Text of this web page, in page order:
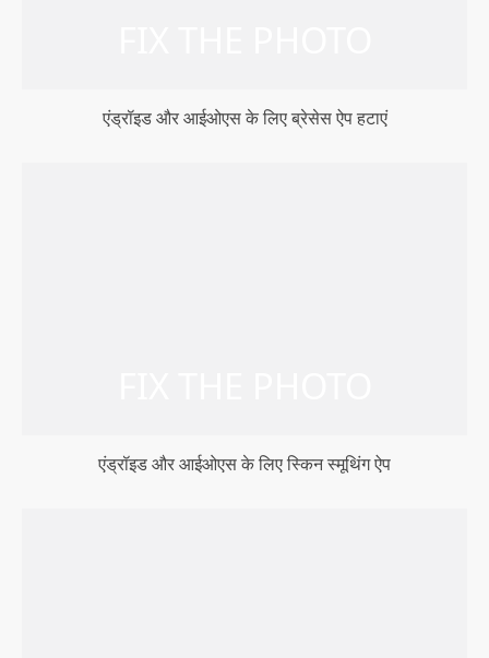
एंड्रॉइड और आईओएस के लिए ब्रेसेस ऐप हटाएं
एंड्रॉइड और आईओएस के लिए स्किन स्मूथिंग ऐप